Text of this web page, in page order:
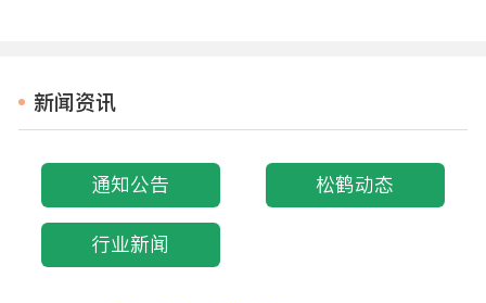
新闻资讯
通知公告 松鹤动态
行业新闻